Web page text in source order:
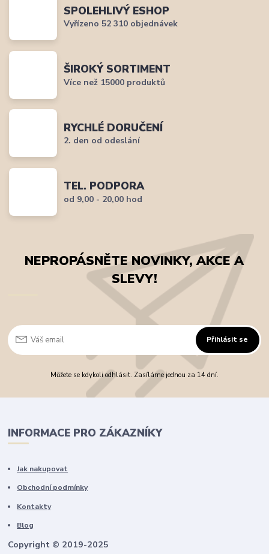
SPOLEHLIVÝ ESHOP
Vyřízeno 52 310 objednávek
ŠIROKÝ SORTIMENT
Více než 15000 produktů
RYCHLÉ DORUČENÍ
2. den od odeslání
TEL. PODPORA
od 9,00 - 20,00 hod
NEPROPÁSNĚTE NOVINKY, AKCE A
SLEVY!
Přihlásit se
Můžete se kdykoli odhlásit. Zasíláme jednou za 14 dní.
INFORMACE PRO ZÁKAZNÍKY
Jak nakupovat
Obchodní podmínky
Kontakty
Blog
Copyright © 2019-2025